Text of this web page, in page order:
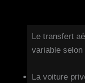
Le transfert
variable
La voiture